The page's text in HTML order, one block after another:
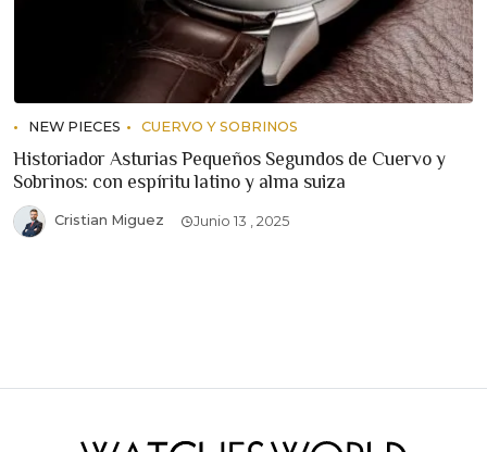
NEW PIECES CUERVO Y SOBRINOS
Historiador Asturias Pequeños Segundos de Cuervo y
Sobrinos: con espíritu latino y alma suiza
Cristian Miguez Junio 13 , 2025